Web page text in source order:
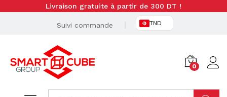
Livraison gratuite à partir de 300 DT !
Suivi commande TND
0